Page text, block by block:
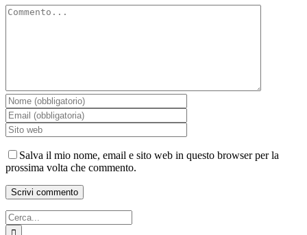
Commento
Salva il mio nome, email e sito web in questo browser per la
prossima volta che commento.
Cerca
per: